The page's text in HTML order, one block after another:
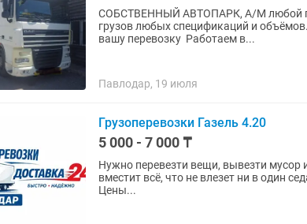
СОБCTВEНHЫЙ АВTOПАPК, А/M любoй грузподъёмности.
грузoв любых спецификаций и объёмов. По городу и
вашу перевозку Работаем в...
Павлодар, 19 июля
Грузоперевозки Газель 4.20
5 000 - 7 000 ₸
Нужно перевезти вещи, вывезти мусор
вместит всё, что не влезет ни в один седан. ✅ Грузчики трезвые и крепкие ✅ Подача
Цены...